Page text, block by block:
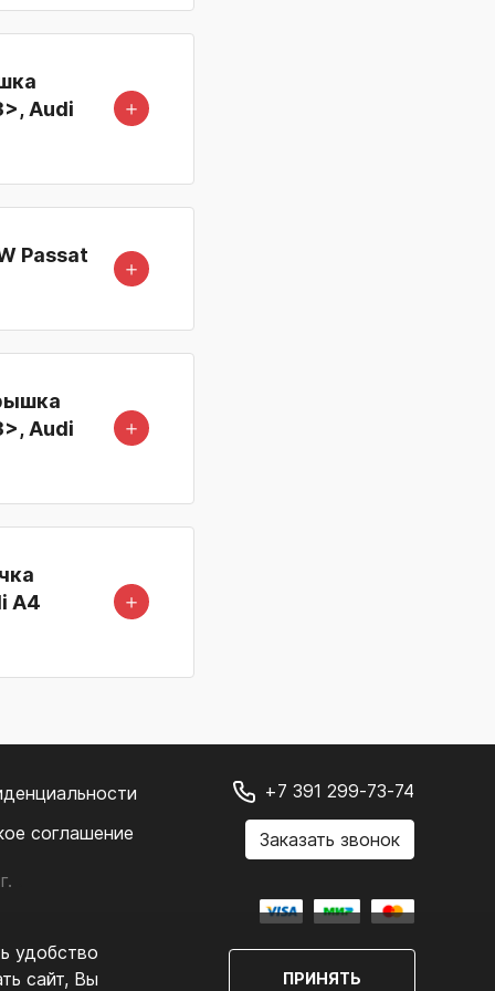
Audi
＋
Passat
＋
Audi
＋
A4
＋
удобство
сайт, Вы
ПРИНЯТЬ
соглашение
+7 391 299-73-74
Заказать звонок